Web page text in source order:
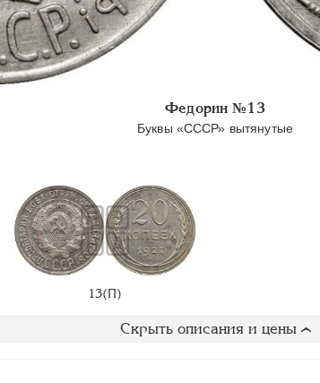
Федорин №13
Буквы «СССР» вытянутые
13(П)
Скрыть описания и цены